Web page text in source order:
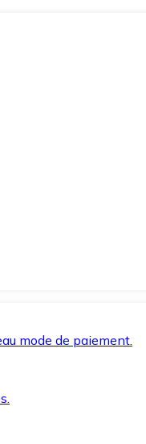
mode de paiement.